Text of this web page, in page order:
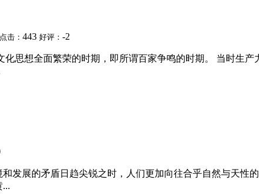
点击： 443 好评： -2
思想全面繁荣的时期，即所谓百家争鸣的时期。 当时生产
发展的矛盾日趋尖锐之时，人们更加向往合乎自然与天性